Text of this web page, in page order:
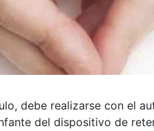
debe realizarse con el
del dispositivo de